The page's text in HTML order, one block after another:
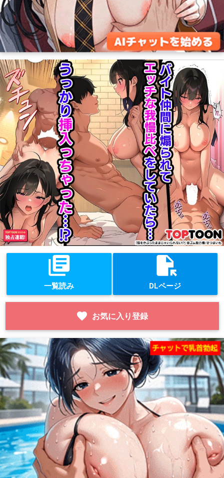
library_books
一覧読み
file_open
DLページ
favorite お気に入り登録